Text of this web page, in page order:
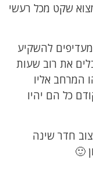
שקט מכל רעשי
להשקיע
את רוב שעות
המרחב אליו
כל הם יהיו
חדר שינה
🙂